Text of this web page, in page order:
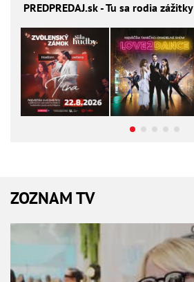
PREDPREDAJ.sk - Tu sa rodia zážitky
ZOZNAM TV